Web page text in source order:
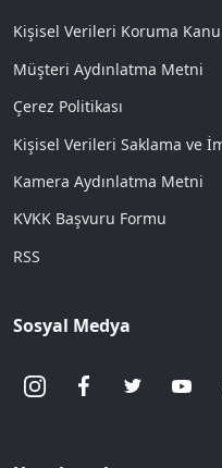
Kişisel Verileri Koruma
Müşteri Aydınlatma Metni
Çerez Politikası
Kişisel Verileri Saklama ve
Kamera Aydınlatma Metni
KVKK Başvuru Formu
RSS
Sosyal Medya